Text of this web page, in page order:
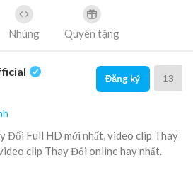
Nhúng Quyên tặng
Đăng ký 13
Đổi Full HD mới nhất, video clip Thay
clip Thay Đổi online hay nhất.